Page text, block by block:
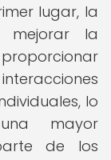
lugar, la
mejorar la
lo
mayor
de los